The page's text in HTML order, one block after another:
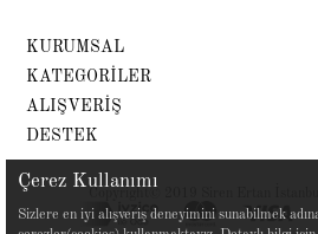
KURUMSAL
KATEGORİLER
ALIŞVERİŞ
DESTEK
Copyright© 2019 Siren Ertan
Çerez Kullanımı
Sizlere en iyi alışveriş deneyimini sunabilmek